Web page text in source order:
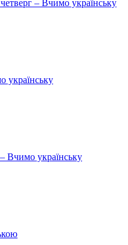
– Вчимо українську
українську
Вчимо українську